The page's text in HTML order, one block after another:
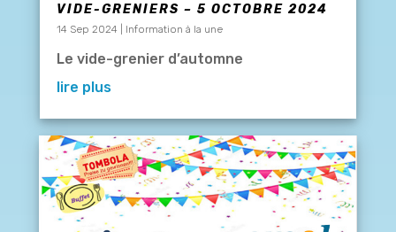
VIDE-GRENIERS – 5 OCTOBRE 2024
14 Sep 2024 Information à la une
Le vide-grenier d’automne
lire plus